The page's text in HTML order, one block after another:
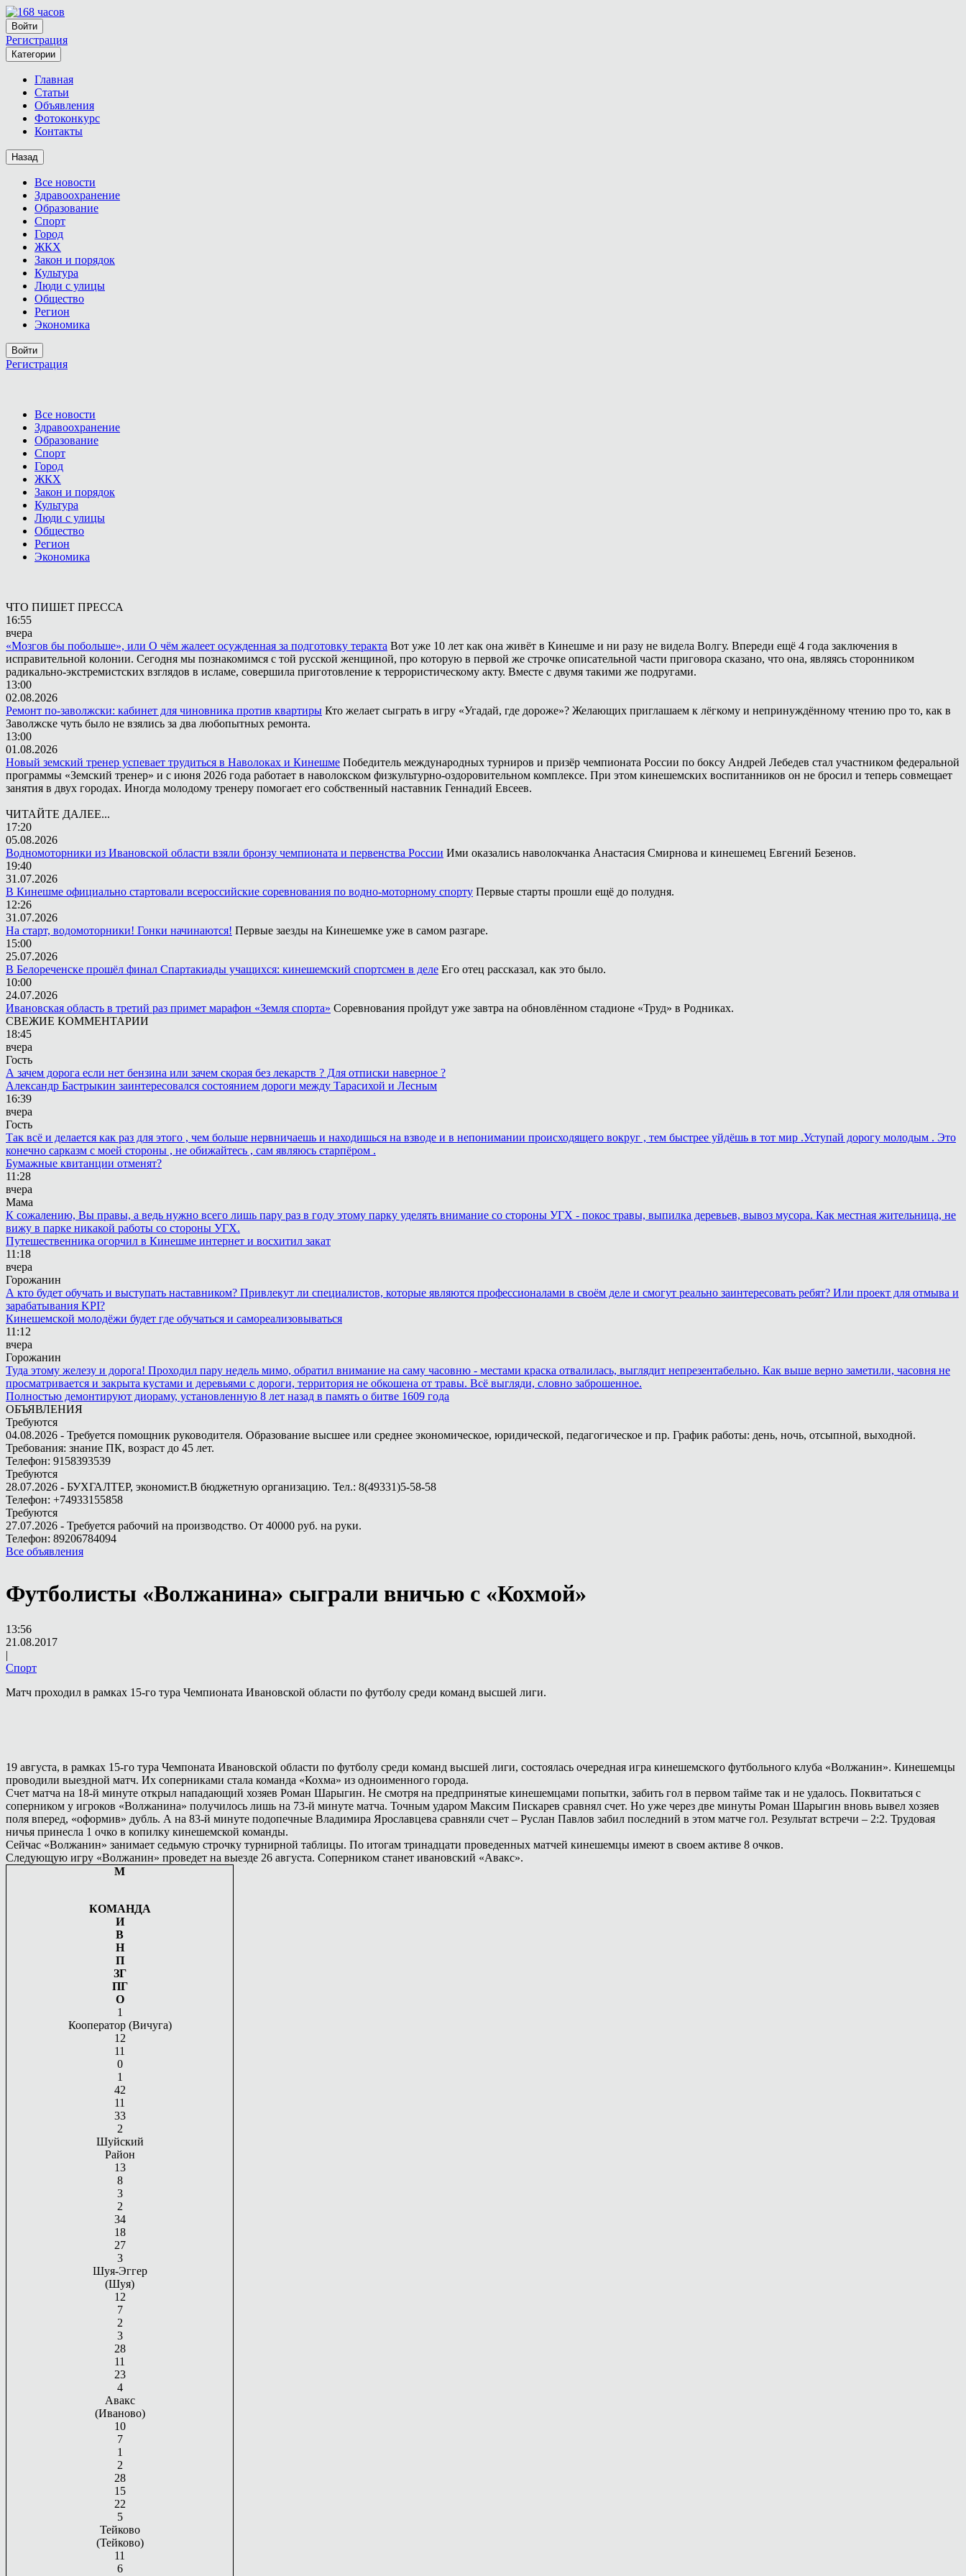
Войти
Регистрация
Категории
Главная
Статьи
Объявления
Фотоконкурс
Контакты
Назад
Все новости
Здравоохранение
Образование
Спорт
Город
ЖКХ
Закон и порядок
Культура
Люди с улицы
Общество
Регион
Экономика
Войти
Регистрация
Все новости
Здравоохранение
Образование
Спорт
Город
ЖКХ
Закон и порядок
Культура
Люди с улицы
Общество
Регион
Экономика
ЧТО ПИШЕТ ПРЕССА
16:55
вчера
«Мозгов бы побольше», или О чём жалеет осужденная за подготовку теракта Вот уже 10 лет как она живёт в Кинешме и ни разу не видела Волгу. Впереди ещё 4 года заключения в
исправительной колонии. Сегодня мы познакомимся с той русской женщиной, про которую в первой же строчке описательной части приговора сказано, что она, являясь сторонником
радикально-экстремистских взглядов в исламе, совершила приготовление к террористическому акту. Вместе с двумя такими же подругами.
13:00
02.08.2026
Ремонт по-заволжски: кабинет для чиновника против квартиры Кто желает сыграть в игру «Угадай, где дороже»? Желающих приглашаем к лёгкому и непринуждённому чтению про то, как в
Заволжске чуть было не взялись за два любопытных ремонта.
13:00
01.08.2026
Новый земский тренер успевает трудиться в Наволоках и Кинешме Победитель международных турниров и призёр чемпионата России по боксу Андрей Лебедев стал участником федеральной
программы «Земский тренер» и с июня 2026 года работает в наволокском физкультурно-оздоровительном комплексе. При этом кинешемских воспитанников он не бросил и теперь совмещает
занятия в двух городах. Иногда молодому тренеру помогает его собственный наставник Геннадий Евсеев.
ЧИТАЙТЕ ДАЛЕЕ...
17:20
05.08.2026
Водномоторники из Ивановской области взяли бронзу чемпионата и первенства России Ими оказались наволокчанка Анастасия Смирнова и кинешемец Евгений Безенов.
19:40
31.07.2026
В Кинешме официально стартовали всероссийские соревнования по водно-моторному спорту Первые старты прошли ещё до полудня.
12:26
31.07.2026
На старт, водомоторники! Гонки начинаются! Первые заезды на Кинешемке уже в самом разгаре.
15:00
25.07.2026
В Белореченске прошёл финал Спартакиады учащихся: кинешемский спортсмен в деле Его отец рассказал, как это было.
10:00
24.07.2026
Ивановская область в третий раз примет марафон «Земля спорта» Соревнования пройдут уже завтра на обновлённом стадионе «Труд» в Родниках.
СВЕЖИЕ КОММЕНТАРИИ
18:45
вчера
Гость
А зачем дорога если нет бензина или зачем скорая без лекарств ? Для отписки наверное ?
Александр Бастрыкин заинтересовался состоянием дороги между Тарасихой и Лесным
16:39
вчера
Гость
Так всё и делается как раз для этого , чем больше нервничаешь и находишься на взводе и в непонимании происходящего вокруг , тем быстрее уйдёшь в тот мир .Уступай дорогу молодым . Это
конечно сарказм с моей стороны , не обижайтесь , сам являюсь старпёром .
Бумажные квитанции отменят?
11:28
вчера
Мама
К сожалению, Вы правы, а ведь нужно всего лишь пару раз в году этому парку уделять внимание со стороны УГХ - покос травы, выпилка деревьев, вывоз мусора. Как местная жительница, не
вижу в парке никакой работы со стороны УГХ.
Путешественника огорчил в Кинешме интернет и восхитил закат
11:18
вчера
Горожанин
А кто будет обучать и выступать наставником? Привлекут ли специалистов, которые являются профессионалами в своём деле и смогут реально заинтересовать ребят? Или проект для отмыва и
зарабатывания KPI?
Кинешемской молодёжи будет где обучаться и самореализовываться
11:12
вчера
Горожанин
Туда этому железу и дорога! Проходил пару недель мимо, обратил внимание на саму часовню - местами краска отвалилась, выглядит непрезентабельно. Как выше верно заметили, часовня не
просматривается и закрыта кустами и деревьями с дороги, территория не обкошена от травы. Всё выгляди, словно заброшенное.
Полностью демонтируют диораму, установленную 8 лет назад в память о битве 1609 года
ОБЪЯВЛЕНИЯ
Требуются
04.08.2026 - Требуется помощник руководителя. Образование высшее или среднее экономическое, юридической, педагогическое и пр. График работы: день, ночь, отсыпной, выходной.
Требования: знание ПК, возраст до 45 лет.
Телефон: 9158393539
Требуются
28.07.2026 - БУХГАЛТЕР, экономист.В бюджетную организацию. Тел.: 8(49331)5-58-58
Телефон: +74933155858
Требуются
27.07.2026 - Требуется рабочий на производство. От 40000 руб. на руки.
Телефон: 89206784094
Все объявления
Футболисты «Волжанина» сыграли вничью с «Кохмой»
13:56
21.08.2017
|
Спорт
Матч проходил в рамках 15-го тура Чемпионата Ивановской области по футболу среди команд высшей лиги.
19 августа, в рамках 15-го тура Чемпоната Ивановской области по футболу среди команд высшей лиги, состоялась очередная игра кинешемского футбольного клуба «Волжанин». Кинешемцы
проводили выездной матч. Их соперниками стала команда «Кохма» из одноименного города.
Счет матча на 18-й минуте открыл нападающий хозяев Роман Шарыгин. Не смотря на предпринятые кинешемцами попытки, забить гол в первом тайме так и не удалось. Поквитаться с
соперником у игроков «Волжанина» получилось лишь на 73-й минуте матча. Точным ударом Максим Пискарев сравнял счет. Но уже через две минуты Роман Шарыгин вновь вывел хозяев
поля вперед, «оформив» дубль. А на 83-й минуте подопечные Владимира Ярославцева сравняли счет – Руслан Павлов забил последний в этом матче гол. Результат встречи – 2:2. Трудовая
ничья принесла 1 очко в копилку кинешемской команды.
Сейчас «Волжанин» занимает седьмую строчку турнирной таблицы. По итогам тринадцати проведенных матчей кинешемцы имеют в своем активе 8 очков.
Следующую игру «Волжанин» проведет на выезде 26 августа. Соперником станет ивановский «Авакс».
М
КОМАНДА
И
В
Н
П
ЗГ
ПГ
О
1
Кооператор (Вичуга)
12
11
0
1
42
11
33
2
Шуйский
Район
13
8
3
2
34
18
27
3
Шуя-Эггер
(Шуя)
12
7
2
3
28
11
23
4
Авакс
(Иваново)
10
7
1
2
28
15
22
5
Тейково
(Тейково)
11
6